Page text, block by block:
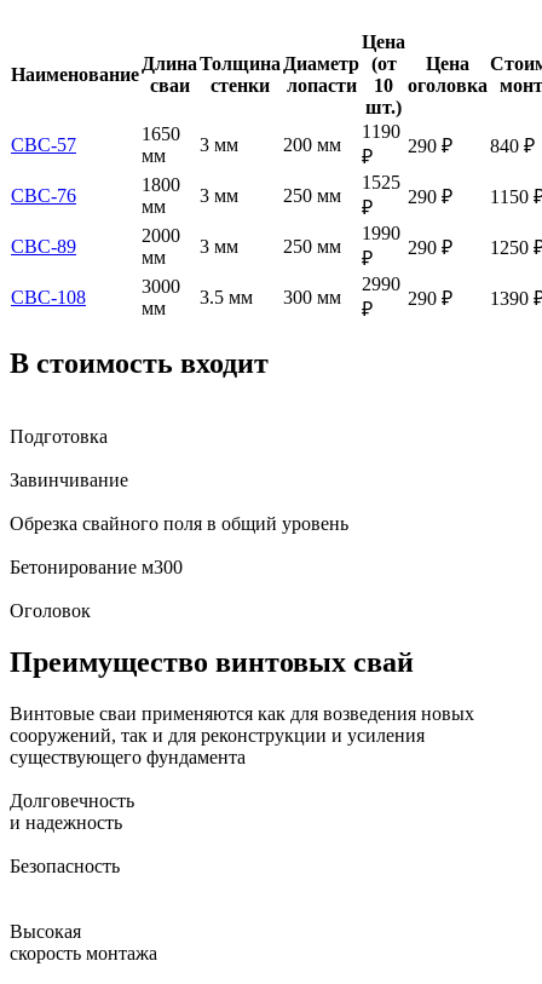
Наименование
Длина
сваи
Толщина
стенки
Диаметр
лопасти
Цена
(от
10
шт.)
Цена
оголовка
СВС-57
1650
мм
3 мм 200 мм
1190
₽
290 ₽ 840 ₽
СВС-76
1800
мм
3 мм 250 мм
1525
₽
290 ₽ 1150
СВС-89
2000
мм
3 мм 250 мм
1990
₽
290 ₽ 1250
СВС-108
3000
мм
3.5 мм 300 мм
2990
₽
290 ₽ 1390
В стоимость входит
Подготовка
Завинчивание
Обрезка свайного поля в общий уровень
Бетонирование м300
Оголовок
Преимущество винтовых свай
Винтовые сваи применяются как для возведения новых
сооружений, так и для реконструкции и усиления
существующего фундамента
Долговечность
и надежность
Безопасность
Высокая
скорость монтажа